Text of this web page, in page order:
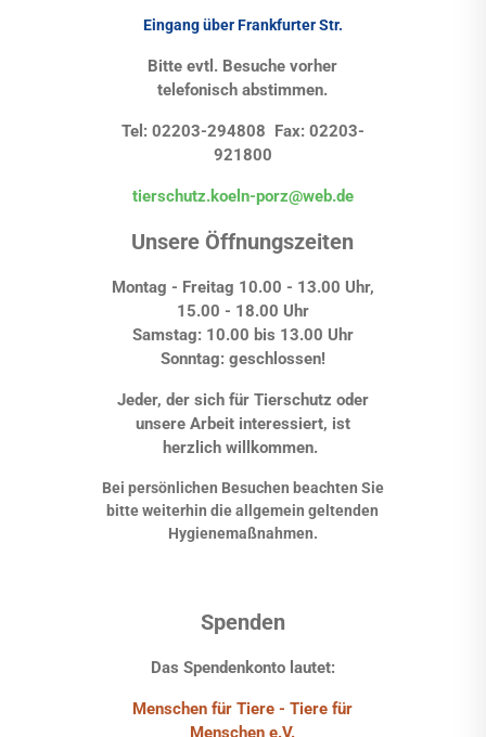
Eingang über Frankfurter Str.
Bitte evtl. Besuche vorher
telefonisch abstimmen.
Tel: 02203-294808 Fax: 02203-
921800
tierschutz.koeln-porz@web.de
Unsere Öffnungszeiten
Montag - Freitag 10.00 - 13.00 Uhr,
15.00 - 18.00 Uhr
Samstag: 10.00 bis 13.00 Uhr
Sonntag: geschlossen!
Jeder, der sich für Tierschutz oder
unsere Arbeit interessiert, ist
herzlich willkommen.
Bei persönlichen Besuchen beachten Sie
bitte weiterhin die allgemein geltenden
Hygienemaßnahmen.
Spenden
Das Spendenkonto lautet:
Menschen für Tiere - Tiere für
Menschen e.V.